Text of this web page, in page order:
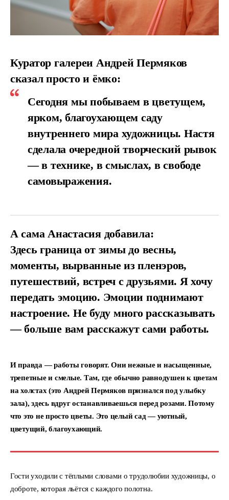
Куратор галереи Андрей Пермяков
сказал просто и ёмко:
Сегодня мы побываем в цветущем,
ярком, благоухающем саду
внутреннего мира художницы. Настя
сделала очередной творческий рывок
— в технике, в смыслах, в свободе
самовыражения.
А сама Анастасия добавила:
Здесь граница от зимы до весны,
моменты, вырванные из пленэров,
путешествий, встреч с друзьями. Я хочу
передать эмоцию. Эмоции поднимают
настроение. Не буду много рассказывать
— больше вам расскажут сами работы.
И правда — работы говорят. Они нежные и насыщенные,
трепетные и смелые. Там, где обычно равнодушен к цветам
на холстах (это Андрей Пермяков признался под улыбку
зала), здесь вдруг останавливаешься перед розами. Потому
что это не просто цветы. Это целый сад — уютный,
цветущий, благоухающий.
Гости уходили с тёплыми словами о трудолюбии художницы, о
доброте, которая льётся с каждого полотна.